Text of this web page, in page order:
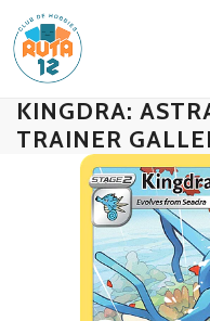
KINGDRA:
TRAINER